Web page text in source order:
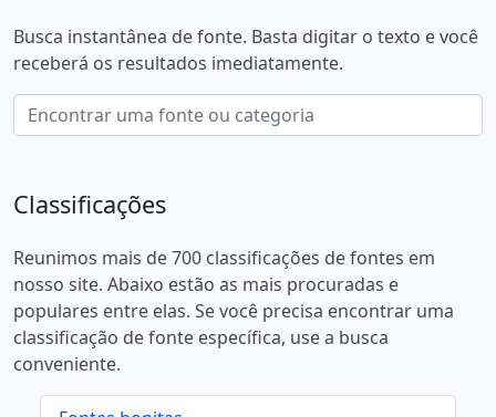
Busca instantânea de fonte. Basta digitar o texto e você
receberá os resultados imediatamente.
Classificações
Reunimos mais de 700 classificações de fontes em
nosso site. Abaixo estão as mais procuradas e
populares entre elas. Se você precisa encontrar uma
classificação de fonte específica, use a busca
conveniente.